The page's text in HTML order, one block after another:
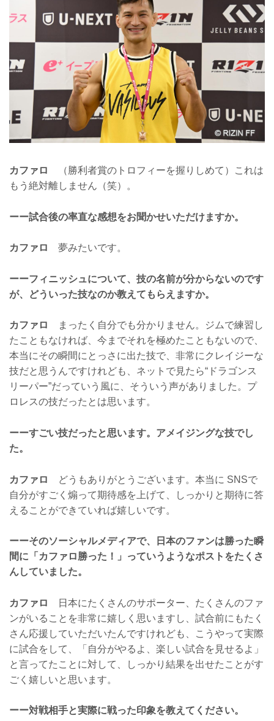
カファロ
（勝利者賞のトロフィーを握りしめて）これは
もう絶対離しません（笑）。
ーー試合後の率直な感想をお聞かせいただけますか。
カファロ 夢みたいです。
ーーフィニッシュについて、技の名前が分からないのです
が、どういった技なのか教えてもらえますか。
カファロ
まったく自分でも分かりません。ジムで練習し
たこともなければ、今までそれを極めたこともないので、
本当にその瞬間にとっさに出た技で、非常にクレイジーな
技だと思うんですけれども、ネットで見たら“ドラゴンス
リーパー”だっていう風に、そういう声がありました。プ
ロレスの技だったとは思います。
ーーすごい技だったと思います。アメイジングな技でし
た。
カファロ
どうもありがとうございます。本当に SNSで
自分がすごく煽って期待感を上げて、しっかりと期待に答
えることができていれば嬉しいです。
ーーそのソーシャルメディアで、日本のファンは勝った瞬
間に「カファロ勝った！」っていうようなポストをたくさ
んしていました。
カファロ
日本にたくさんのサポーター、たくさんのファ
ンがいることを非常に嬉しく思いますし、試合前にもたく
さん応援していただいたんですけれども、こうやって実際
に試合をして、「自分がやるよ、楽しい試合を見せるよ」
と言ってたことに対して、しっかり結果を出せたことがす
ごく嬉しいと思います。
ーー対戦相手と実際に戦った印象を教えてください。